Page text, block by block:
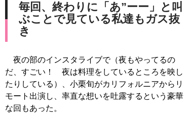
毎回、終わりに「あ”ーー」と叫
ぶことで見ている私達もガス抜
き
夜の部のインスタライブで（夜もやってるの
だ、すごい！ 夜は料理をしているところを映し
たりしている）、小栗旬がカリフォルニアからリ
モート出演し、率直な想いを吐露するという豪華
な回もあった。